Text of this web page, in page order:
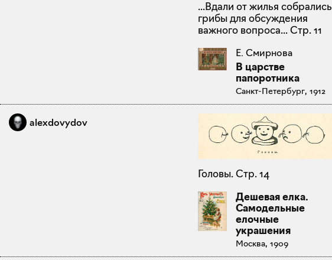
...Вдали от жилья собрались
грибы для обсуждения
важного вопроса... Стр. 11
Е. Смирнова
В царстве
папоротника
Санкт-Петербург, 1912
alexdovydov
Головы. Стр. 14
Дешевая елка.
Самодельные
елочные
украшения
Москва, 1909